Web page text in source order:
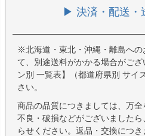
▶ 決済・配送・
※北海道・東北・沖縄・離島への
て、別途送料がかかる場合がご
ン別 一覧表】（都道府県別 サイ
さい。
商品の品質につきましては、万
不良・破損などがございました
らせください。返品・交換につ